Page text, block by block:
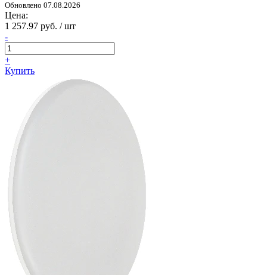
Обновлено 07.08.2026
Цена:
1 257.97 руб. / шт
-
+
Купить